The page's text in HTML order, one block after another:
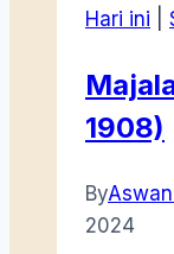
Hari ini
1908)
By
2024